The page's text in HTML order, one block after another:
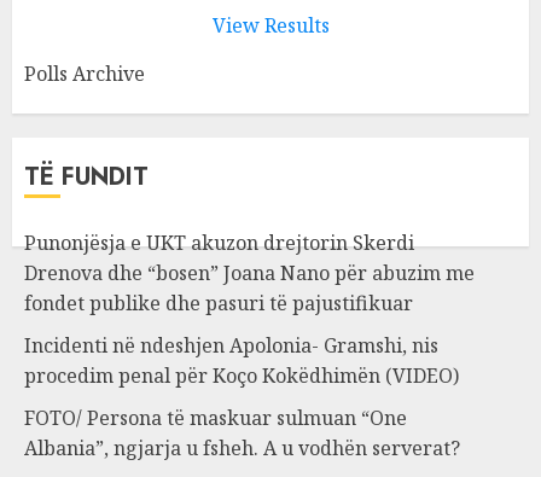
View Results
Polls Archive
TË FUNDIT
Punonjësja e UKT akuzon drejtorin Skerdi
Drenova dhe “bosen” Joana Nano për abuzim me
fondet publike dhe pasuri të pajustifikuar
Incidenti në ndeshjen Apolonia- Gramshi, nis
procedim penal për Koço Kokëdhimën (VIDEO)
FOTO/ Persona të maskuar sulmuan “One
Albania”, ngjarja u fsheh. A u vodhën serverat?